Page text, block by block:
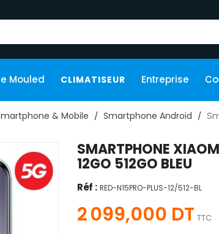
Mouled CLIMATISEUR Entreprise
& Mobile Smartphone Android
SMARTPHONE
12GO 512GO BLEU
Réf : RED-N15PRO-PLUS-12/512-BL
2 099,000 DT TTC